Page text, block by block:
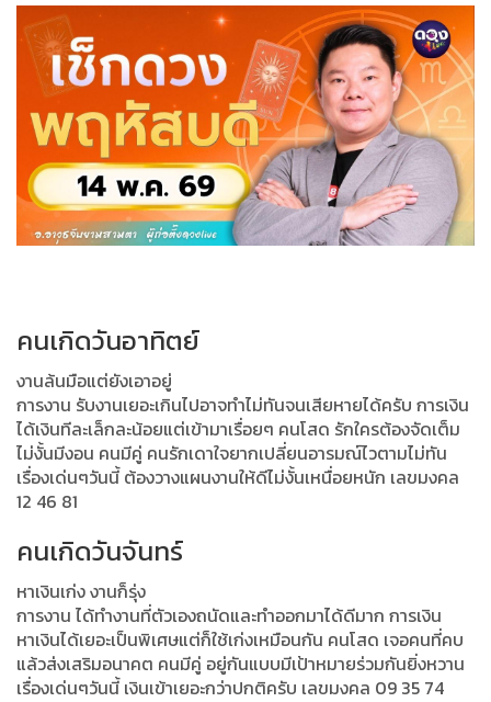
คนเกิดวันอาทิตย์
งานล้นมือแต่ยังเอาอยู่
การงาน รับงานเยอะเกินไปอาจทำไม่ทันจนเสียหายได้ครับ การเงิน
ได้เงินทีละเล็กละน้อยแต่เข้ามาเรื่อยๆ คนโสด รักใครต้องจัดเต็ม
ไม่งั้นมีงอน คนมีคู่ คนรักเดาใจยากเปลี่ยนอารมณ์ไวตามไม่ทัน
เรื่องเด่นๆวันนี้ ต้องวางแผนงานให้ดีไม่งั้นเหนื่อยหนัก เลขมงคล
12 46 81
คนเกิดวันจันทร์
หาเงินเก่ง งานก็รุ่ง
การงาน ได้ทำงานที่ตัวเองถนัดและทำออกมาได้ดีมาก การเงิน
หาเงินได้เยอะเป็นพิเศษแต่ก็ใช้เก่งเหมือนกัน คนโสด เจอคนที่คบ
แล้วส่งเสริมอนาคต คนมีคู่ อยู่กันแบบมีเป้าหมายร่วมกันยิ่งหวาน
เรื่องเด่นๆวันนี้ เงินเข้าเยอะกว่าปกติครับ เลขมงคล 09 35 74